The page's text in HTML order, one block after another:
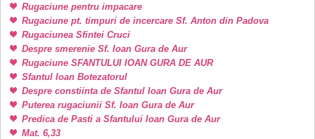
Rugaciune pentru impacare
Rugaciune pt. timpuri de incercare Sf. Anton din Padova
Rugaciunea Sfintei Cruci
Despre smerenie Sf. Ioan Gura de Aur
Rugaciune SFANTULUI IOAN GURA DE AUR
Sfantul Ioan Botezatorul
Despre constiinta de Sfantul Ioan Gura de Aur
Puterea rugaciunii Sf. Ioan Gura de Aur
Predica de Pasti a Sfantului Ioan Gura de Aur
Mat. 6,33